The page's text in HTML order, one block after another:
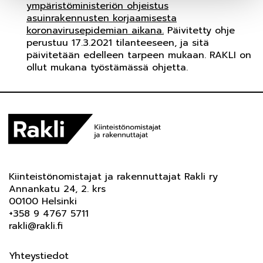
ympäristöministeriön ohjeistus
asuinrakennusten korjaamisesta
koronavirusepidemian aikana. Päivitetty ohje
perustuu 17.3.2021 tilanteeseen, ja sitä
päivitetään edelleen tarpeen mukaan. RAKLI on
ollut mukana työstämässä ohjetta.
Kiinteistönomistajat ja rakennuttajat Rakli ry
Annankatu 24, 2. krs
00100 Helsinki
+358 9 4767 5711
rakli@rakli.fi
Yhteystiedot